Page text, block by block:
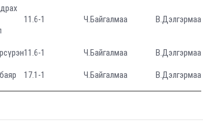
11.6-1 Ч.Байгалмаа В.Дэлгэрмаа
11.6-1 Ч.Байгалмаа В.Дэлгэрмаа
17.1-1 Ч.Байгалмаа В.Дэлгэрмаа